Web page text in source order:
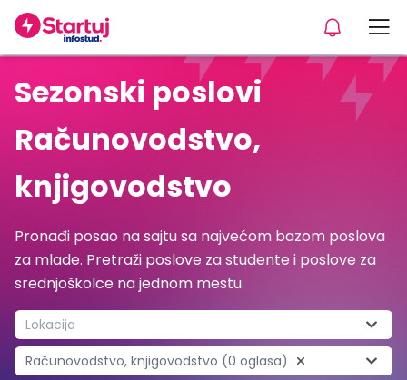
Sezonski poslovi
Računovodstvo,
knjigovodstvo
Pronađi posao na sajtu sa najvećom bazom poslova
za mlade. Pretraži poslove za studente i poslove za
srednjoškolce na jednom mestu.
Lokacija
Računovodstvo, knjigovodstvo (0 oglasa)